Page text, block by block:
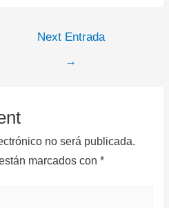
Next Entrada
→
no será publicada.
marcados con *